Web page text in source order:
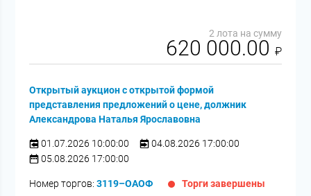
2 лота на сумму
620 000.00 ₽
Открытый аукцион с открытой формой
представления предложений о цене, должник
Александрова Наталья Ярославовна
01.07.2026 10:00:00
04.08.2026 17:00:00
05.08.2026 17:00:00
Номер торгов:3119–ОАОФ Торги завершены